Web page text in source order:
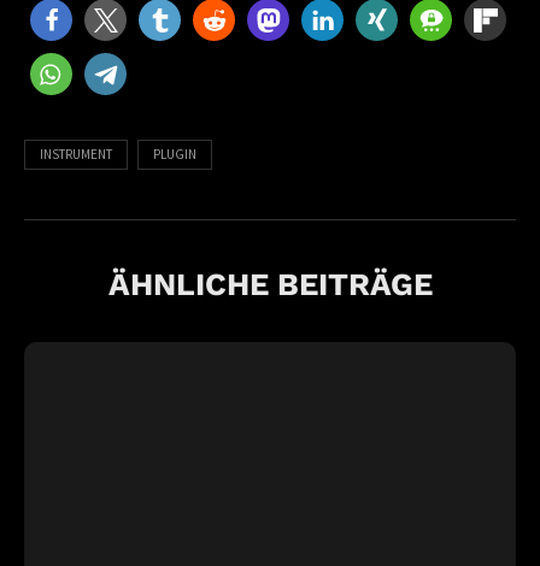
INSTRUMENT PLUGIN
ÄHNLICHE BEITRÄGE